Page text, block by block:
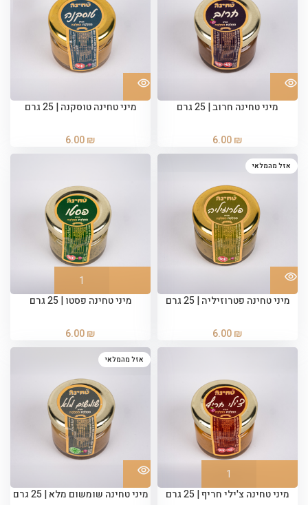
מיני טחינה חרוב | 25 גרם
6.00₪
מיני טחינה טוסקנה | 25 גרם
6.00₪
אזל מהמלאי
מיני טחינה פטרוזיליה | 25 גרם
6.00₪
מיני טחינה פסטו | 25 גרם
6.00₪
מיני טחינה צ'ילי חריף | 25 גרם
אזל מהמלאי
מיני טחינה שומשום מלא | 25 גרם